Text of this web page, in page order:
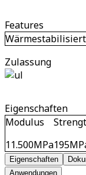
Features
Zulassung
Eigenschaften
Modulus
11.500MPa195
Eigenschaften
Anwendungen